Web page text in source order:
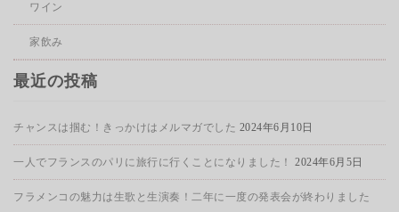
ワイン
家飲み
最近の投稿
チャンスは掴む！きっかけはメルマガでした 2024年6月10日
一人でフランスのパリに旅行に行くことになりました！ 2024年6月5日
フラメンコの魅力は生歌と生演奏！二年に一度の発表会が終わりました